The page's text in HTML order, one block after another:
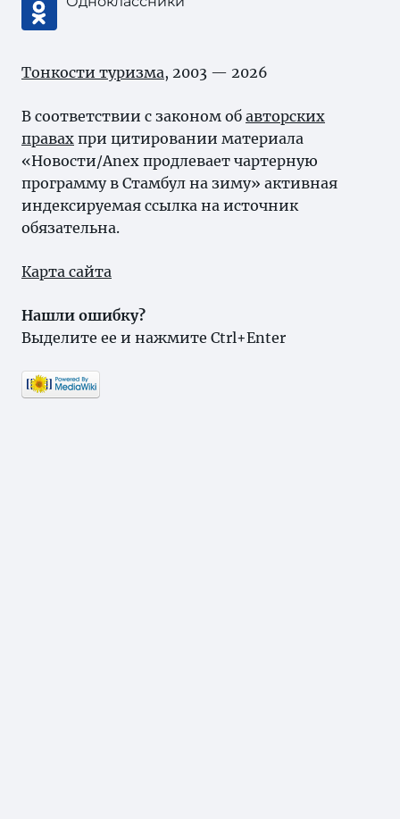
Тонкости туризма, 2003 — 2026
В соответствии с законом об авторских
правах при цитировании материала
«Новости/Anex продлевает чартерную
программу в Стамбул на зиму» активная
индексируемая ссылка на источник
обязательна.
Карта сайта
Нашли ошибку?
Выделите ее и нажмите Ctrl+Enter